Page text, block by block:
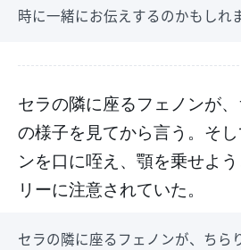
時に一緒にお伝えするのかもしれ
セラの隣に座るフェノンが
の様子を見てから言う。そ
ンを口に咥え、顎を乗せよ
リーに注意されていた。
セラの隣に座るフェノンが、ちら